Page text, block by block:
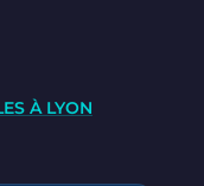
À LYON